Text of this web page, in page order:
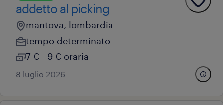
addetto al picking
mantova, lombardia
tempo determinato
7 € - 9 € oraria
8 luglio 2026